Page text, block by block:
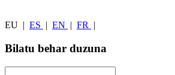
EU ES EN FR
Bilatu behar duzuna